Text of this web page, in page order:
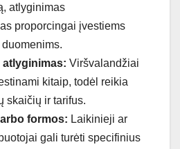
atlyginimas
proporcingai įvestiems
Viršvalandžiai
kitaip, todėl reikia
skaičių ir tarifus.
formos: Laikinieji ar
gali turėti specifinius